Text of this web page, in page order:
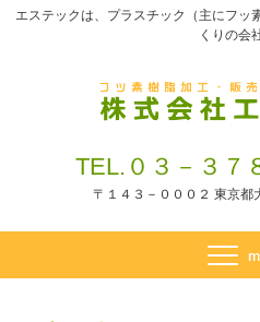
エステックは、プラスチック（主にフッ
くりの会
TEL.０３－３７
〒１４３－０００２ 東京都